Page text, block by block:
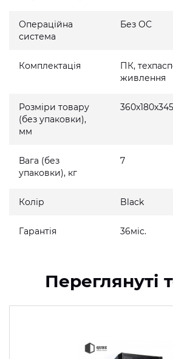
Операційна
система
Без ОС
Комплектація
ПК,
живлення
Розміри товару
(без упаковки),
мм
360x180x345
Вага (без
упаковки), кг
7
Колір Black
Гарантія 36міс.
Переглянуті